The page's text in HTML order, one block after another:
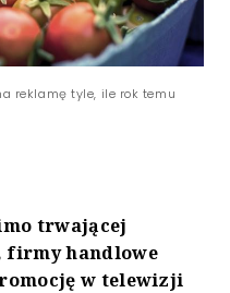
reklamę tyle, ile rok temu
trwającej
firmy handlowe
w telewizji